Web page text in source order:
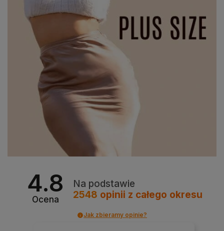
4.8
Ocena
Na podstawie
2548 opinii z całego okresu
Jak zbieramy opinie?